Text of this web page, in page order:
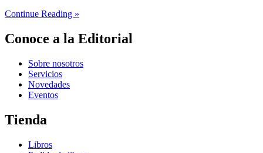
Continue Reading »
Conoce a la Editorial
Sobre nosotros
Servicios
Novedades
Eventos
Tienda
Libros